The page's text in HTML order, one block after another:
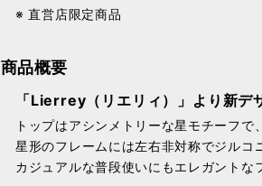
※ 直営店限定商品
商品概要
「Lierrey（リエリィ）」より新デ
トップはアシンメトリーな星モチーフで
星形のフレームには左右非対称でジルコ
カジュアルな普段使いにもエレガントな